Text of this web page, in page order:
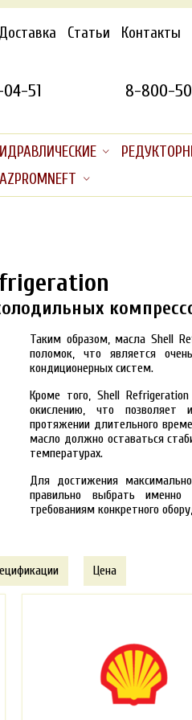
Доставка Статьи Контакты
51 8-800-
Таким образом, масла Shell
поломок, что является
кондиционерных систем.
Кроме того, Shell
окислению, что позволяет
протяжении длительного
масло должно оставаться
температурах.
Для достижения
правильно выбрать
требованиям конкретного
Цена